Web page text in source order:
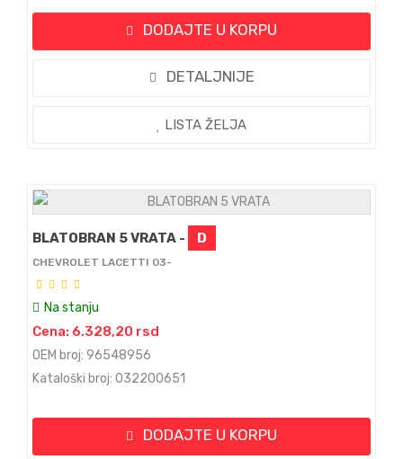
DODAJTE U KORPU
DETALJNIJE
LISTA ŽELJA
BLATOBRAN 5 VRATA - D
CHEVROLET LACETTI 03-
Na stanju
Cena: 6.328,20 rsd
OEM broj: 96548956
Kataloški broj: 032200651
DODAJTE U KORPU